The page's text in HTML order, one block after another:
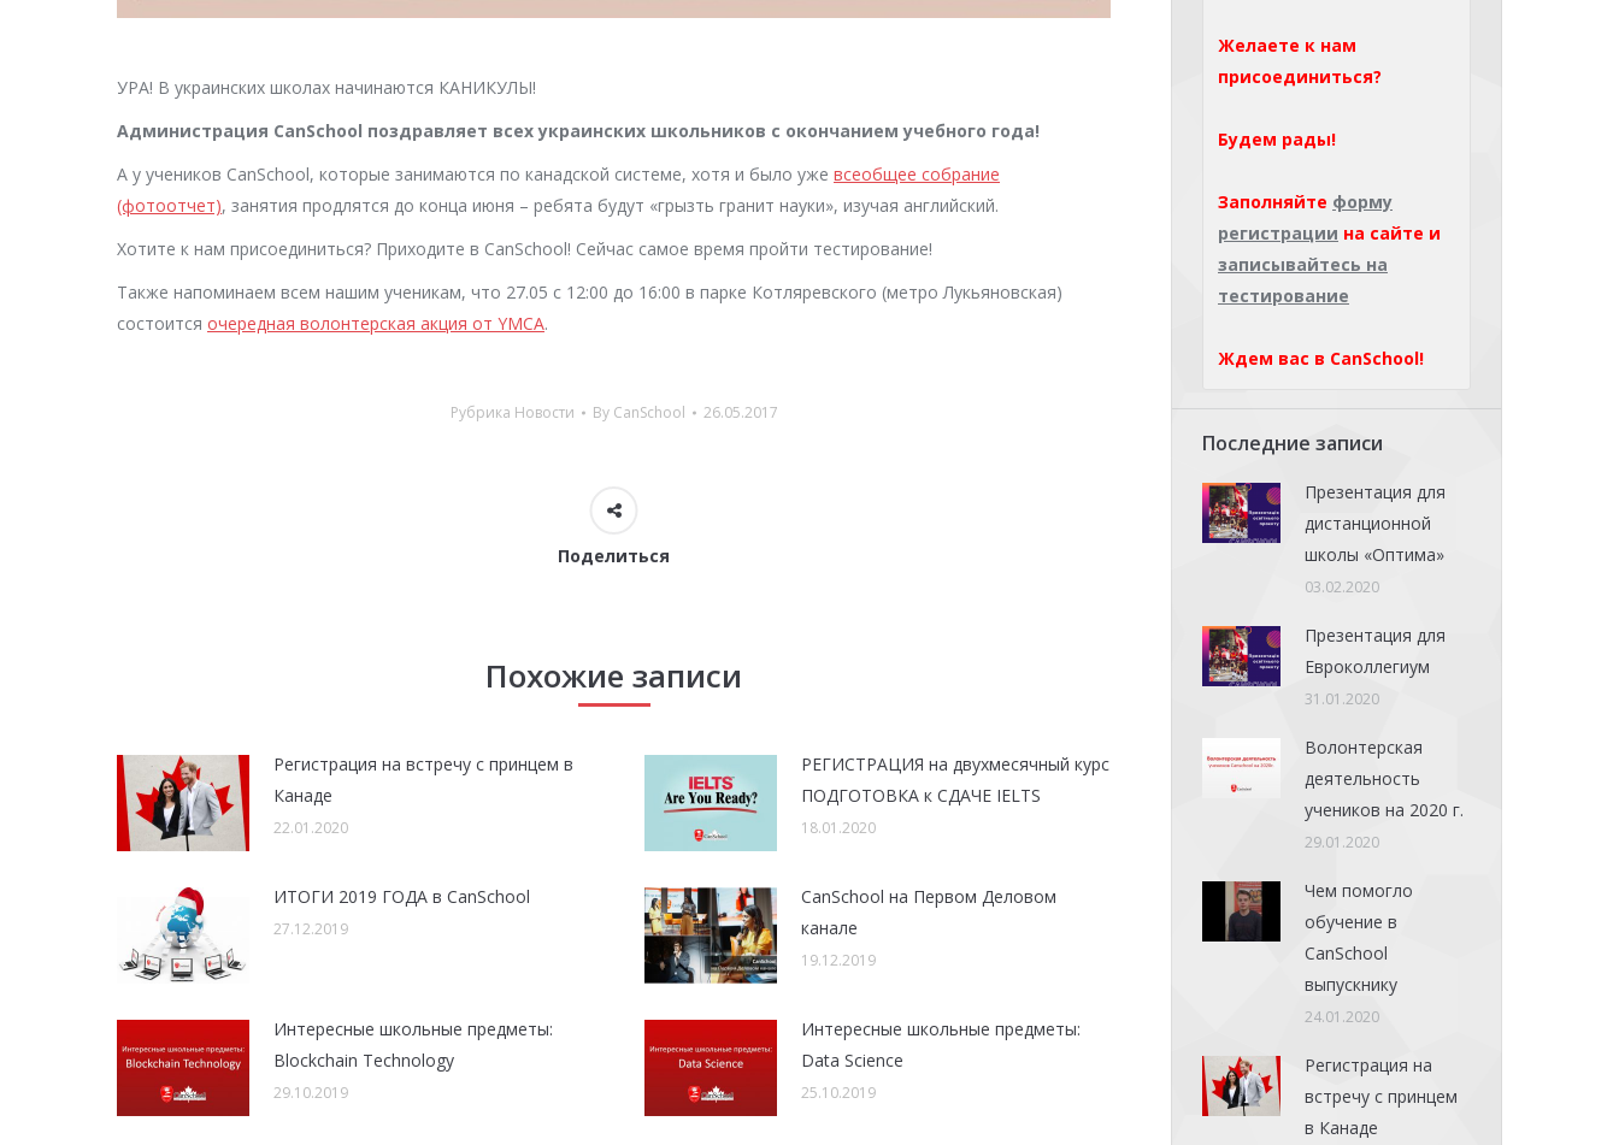
УРА! В украинских школах начинаются КАНИКУЛЫ!
Администрация CanSchool поздравляет всех украинских школьников с окончанием учебного года!
А у учеников CanSchool, которые занимаются по канадской системе, хотя и было уже всеобщее собрание
(фотоотчет), занятия продлятся до конца июня – ребята будут «грызть гранит науки», изучая английский.
Хотите к нам присоединиться? Приходите в CanSchool! Сейчас самое время пройти тестирование!
Также напоминаем всем нашим ученикам, что 27.05 с 12:00 до 16:00 в парке Котляревского (метро Лукьяновская)
состоится очередная волонтерская акция от YMCA.
Рубрика Новости By CanSchool 26.05.2017
Поделиться
Похожие записи
Регистрация на встречу с принцем в
Канаде
22.01.2020
РЕГИСТРАЦИЯ на двухмесячный курс
ПОДГОТОВКА к СДАЧЕ IELTS
18.01.2020
ИТОГИ 2019 ГОДА в CanSchool
27.12.2019
CanSchool на Первом Деловом
канале
19.12.2019
Интересные школьные предметы:
Blockchain Technology
29.10.2019
Интересные школьные предметы:
Data Science
25.10.2019
Желаете к нам
присоединиться?
Будем рады!
Заполняйте форму
регистрации на сайте и
записывайтесь на
тестирование
Ждем вас в CanSchool!
Последние записи
Презентация для
дистанционной
школы «Оптима»
03.02.2020
Презентация для
Евроколлегиум
31.01.2020
Волонтерская
деятельность
учеников на 2020 г.
29.01.2020
Чем помогло
обучение в
CanSchool
выпускнику
24.01.2020
Регистрация на
встречу с принцем
в Канаде